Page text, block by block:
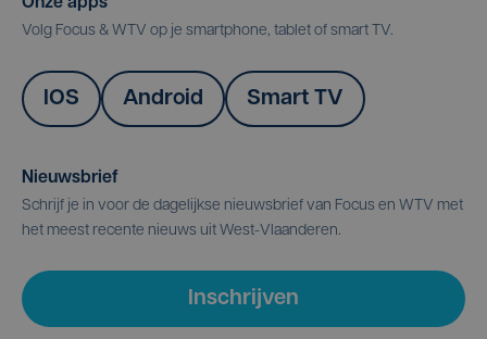
Volg Focus & WTV op je smartphone, tablet of smart TV.
IOS Android Smart TV
Nieuwsbrief
Schrijf je in voor de dagelijkse nieuwsbrief van Focus en WTV met
het meest recente nieuws uit West-Vlaanderen.
Inschrijven